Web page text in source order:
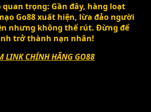
quan trọng: Gần đây, hàng loạt
Go88 xuất hiện, lừa đảo người
nhưng không thể rút. Đừng để
trở thành nạn nhân!
LINK CHÍNH HÃNG GO88